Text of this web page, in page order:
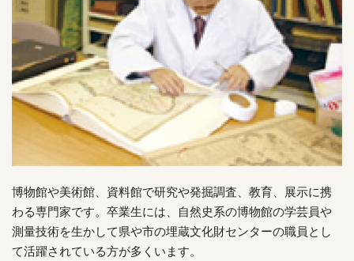
博物館や美術館、資料館で研究や発掘調査、教育、展示に携
わる専門家です。卒業生には、自然史系の博物館の学芸員や
測量技術を生かして県や市の埋蔵文化財センターの職員とし
て活躍されている方が多くいます。